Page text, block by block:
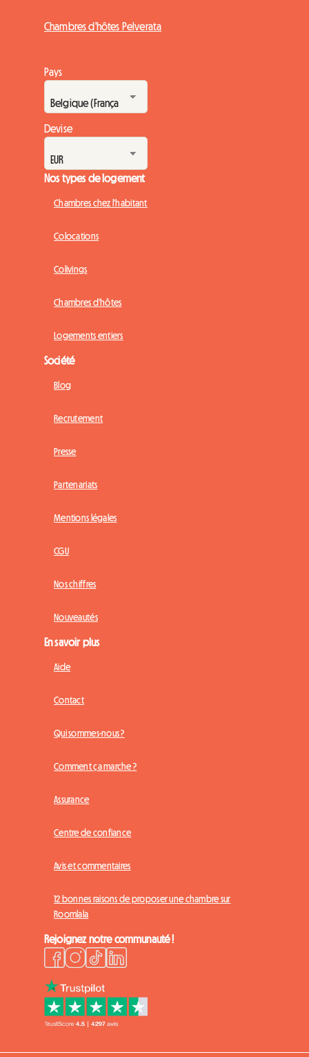
Chambres d'hôtes Pelverata
Pays
Devise
Nos types de logement
Chambres chez l'habitant
Colocations
Colivings
Chambres d'hôtes
Logements entiers
Société
Blog
Recrutement
Presse
Partenariats
Mentions légales
CGU
Nos chiffres
Nouveautés
En savoir plus
Aide
Contact
Qui sommes-nous ?
Comment ça marche ?
Assurance
Centre de confiance
Avis et commentaires
12 bonnes raisons de proposer une chambre sur
Roomlala
Rejoignez notre communauté !